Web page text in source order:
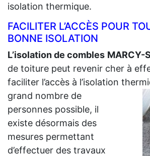
isolation thermique.
FACILITER L’ACCÈS POUR
BONNE ISOLATION
L’isolation de combles MARCY-
de toiture peut revenir cher à
faciliter l’accès à l’isolation
grand nombre de
personnes possible, il
existe désormais des
mesures permettant
d’effectuer des travaux